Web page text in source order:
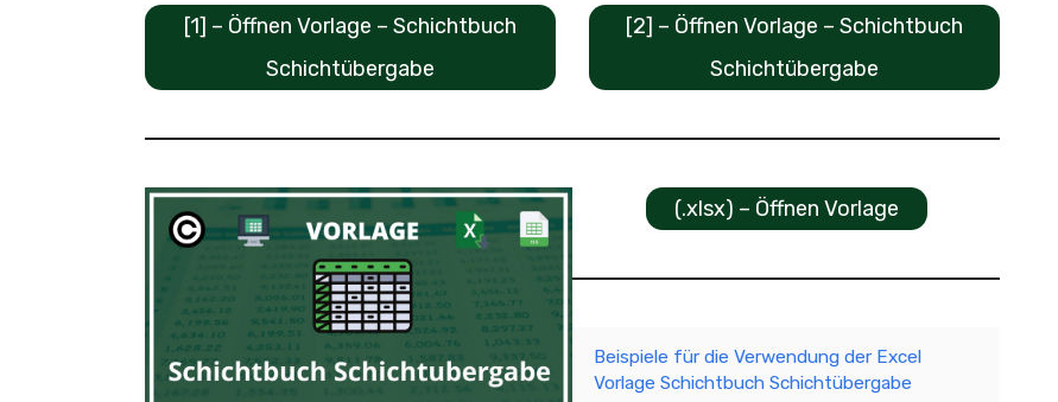
[1] – Öffnen Vorlage – Schichtbuch
Schichtübergabe
[2] – Öffnen Vorlage – Schichtbuch
Schichtübergabe
(.xlsx) – Öffnen Vorlage
Beispiele für die Verwendung der Excel
Vorlage Schichtbuch Schichtübergabe